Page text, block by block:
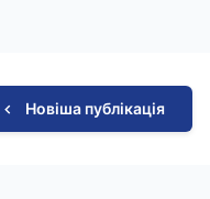
Новіша публікація